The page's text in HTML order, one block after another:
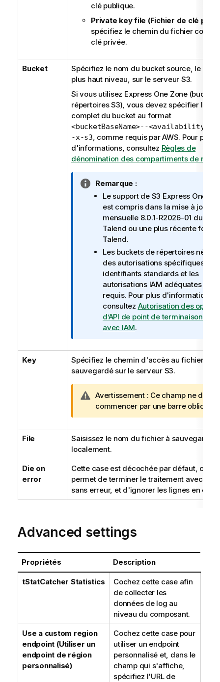
clé publique.
Private key file (Fichier de clé
spécifiez le chemin du fichier
clé privée.
Bucket
Spécifiez le nom du bucket source, le
plus haut niveau, sur le serveur S3.
Si vous utilisez Express One Zone
répertoires S3), vous devez spécifier le
complet du bucket au format
<bucketBaseName>--
-x-s3, comme requis par AWS. Pour plus
d'informations, consultez Règles de
dénomination des compartiments de
N
o
Remarque :
Le support de S3 Express One
est compris dans la mise à jour
mensuelle 8.0.1-R2026-01 du
Talend ou une plus récente
Talend.
Les buckets de répertoires
des autorisations spécifiques.
identifiants standards et les
autorisations IAM adéquates sont
requis. Pour plus d'informations,
consultez Autorisation des
d’API de point de terminaison
avec IAM.
Key
Spécifiez le chemin d'accès au fichier
sauvegardé sur le serveur S3.
N
o
t
e
I
n
f
o
r
m
a
o
Avertissement : Ce champ ne doit
commencer par une barre oblique
File
Saisissez le nom du fichier à sauvegarder
localement.
Die on
error
Cette case est décochée par défaut, ce
permet de terminer le traitement avec les
sans erreur, et d'ignorer les lignes en
Advanced settings
Propriétés Description
tStatCatcher Statistics
Cochez cette case afin
de collecter les
données de log au
niveau du composant.
Use a custom region
endpoint (Utiliser un
endpoint de région
personnalisé)
Cochez cette case pour
utiliser un endpoint
personnalisé et, dans le
champ qui s'affiche,
spécifiez l'URL de